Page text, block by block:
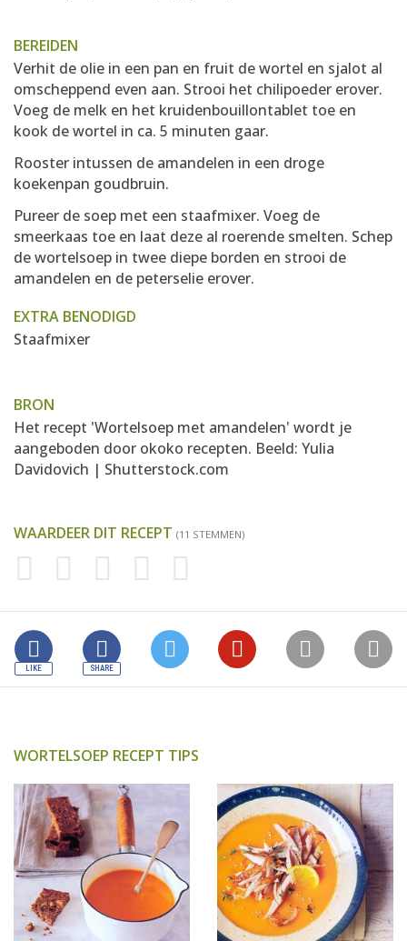
BEREIDEN
Verhit de olie in een pan en fruit de wortel en sjalot al
omscheppend even aan. Strooi het chilipoeder erover.
Voeg de melk en het kruidenbouillontablet toe en
kook de wortel in ca. 5 minuten gaar.
Rooster intussen de amandelen in een droge
koekenpan goudbruin.
Pureer de soep met een staafmixer. Voeg de
smeerkaas toe en laat deze al roerende smelten. Schep
de wortelsoep in twee diepe borden en strooi de
amandelen en de peterselie erover.
EXTRA BENODIGD
Staafmixer
BRON
Het recept 'Wortelsoep met amandelen' wordt je
aangeboden door okoko recepten. Beeld: Yulia
Davidovich | Shutterstock.com
WAARDEER DIT RECEPT (11 STEMMEN)
WORTELSOEP RECEPT TIPS